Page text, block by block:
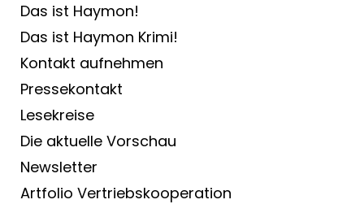
Das ist Haymon!
Das ist Haymon Krimi!
Kontakt aufnehmen
Pressekontakt
Lesekreise
Die aktuelle Vorschau
Newsletter
Artfolio Vertriebs­kooperation